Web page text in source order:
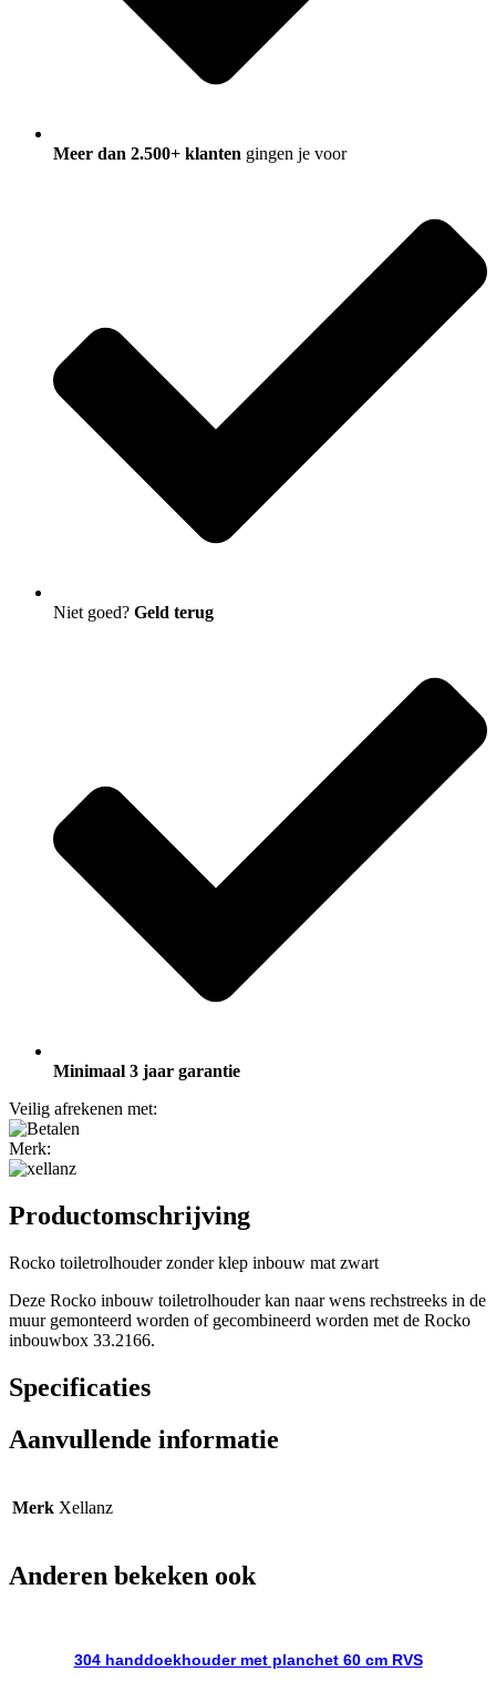
Meer dan 2.500+ klanten gingen je voor
Niet goed? Geld terug
Minimaal 3 jaar garantie
Veilig afrekenen met:
Merk:
Productomschrijving
Rocko toiletrolhouder zonder klep inbouw mat zwart
Deze Rocko inbouw toiletrolhouder kan naar wens rechstreeks in de
muur gemonteerd worden of gecombineerd worden met de Rocko
inbouwbox 33.2166.
Specificaties
Aanvullende informatie
Merk Xellanz
Anderen bekeken ook
304 handdoekhouder met planchet 60 cm RVS